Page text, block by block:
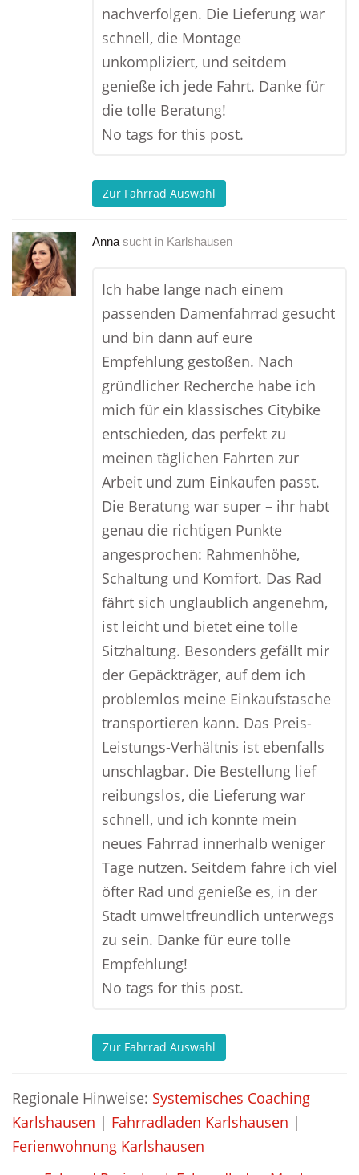
nachverfolgen. Die Lieferung war
schnell, die Montage
unkompliziert, und seitdem
genieße ich jede Fahrt. Danke für
die tolle Beratung!
No tags for this post.
Zur Fahrrad Auswahl
Anna sucht in Karlshausen
Ich habe lange nach einem
passenden Damenfahrrad gesucht
und bin dann auf eure
Empfehlung gestoßen. Nach
gründlicher Recherche habe ich
mich für ein klassisches Citybike
entschieden, das perfekt zu
meinen täglichen Fahrten zur
Arbeit und zum Einkaufen passt.
Die Beratung war super – ihr habt
genau die richtigen Punkte
angesprochen: Rahmenhöhe,
Schaltung und Komfort. Das Rad
fährt sich unglaublich angenehm,
ist leicht und bietet eine tolle
Sitzhaltung. Besonders gefällt mir
der Gepäckträger, auf dem ich
problemlos meine Einkaufstasche
transportieren kann. Das Preis-
Leistungs-Verhältnis ist ebenfalls
unschlagbar. Die Bestellung lief
reibungslos, die Lieferung war
schnell, und ich konnte mein
neues Fahrrad innerhalb weniger
Tage nutzen. Seitdem fahre ich viel
öfter Rad und genieße es, in der
Stadt umweltfreundlich unterwegs
zu sein. Danke für eure tolle
Empfehlung!
No tags for this post.
Zur Fahrrad Auswahl
Regionale Hinweise: Systemisches Coaching
Karlshausen | Fahrradladen Karlshausen |
Ferienwohnung Karlshausen